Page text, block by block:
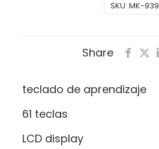
SKU: MK-939
Share
teclado de aprendizaje
61 teclas
LCD display